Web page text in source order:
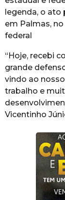
legenda, o
em Palmas,
federal
“Hoje, recebi
grande
vindo ao
trabalho e
Vicentinho